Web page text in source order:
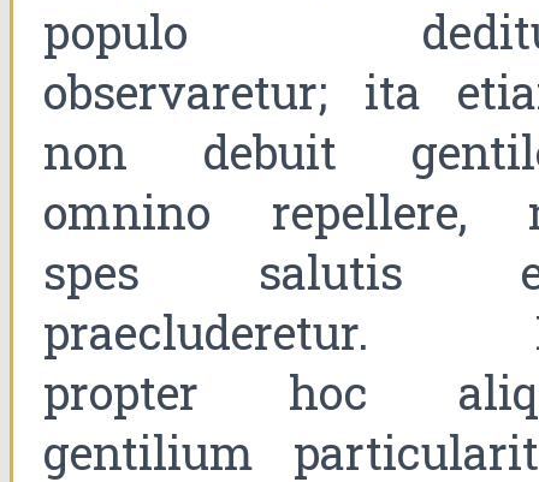
populo
observaretur; ita
non debuit
omnino repellere,
spes salutis
praecluderetur.
propter hoc
gentilium